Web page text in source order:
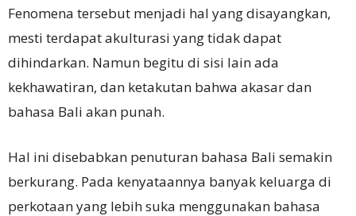
Fenomena tersebut menjadi hal yang disayangkan,
mesti terdapat akulturasi yang tidak dapat
dihindarkan. Namun begitu di sisi lain ada
kekhawatiran, dan ketakutan bahwa akasar dan
bahasa Bali akan punah.
Hal ini disebabkan penuturan bahasa Bali semakin
berkurang. Pada kenyataannya banyak keluarga di
perkotaan yang lebih suka menggunakan bahasa